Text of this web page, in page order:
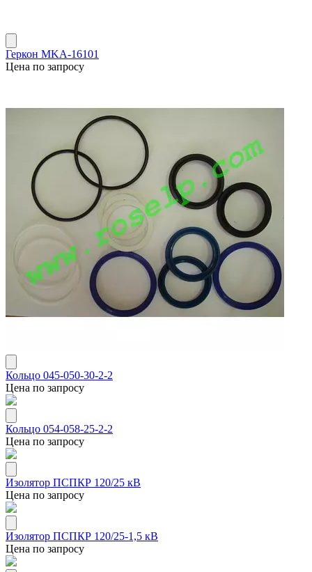
Геркон MKА-16101
Цена по запросу
Кольцо 045-050-30-2-2
Цена по запросу
Кольцо 054-058-25-2-2
Цена по запросу
Изолятор ПСПКР 120/25 кВ
Цена по запросу
Изолятор ПСПКР 120/25-1,5 кВ
Цена по запросу